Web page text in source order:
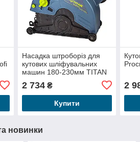
Насадка штроборіз для
кутових шліфувальних
машин 180-230мм TITAN
2 734₴
Купити
2
новинки